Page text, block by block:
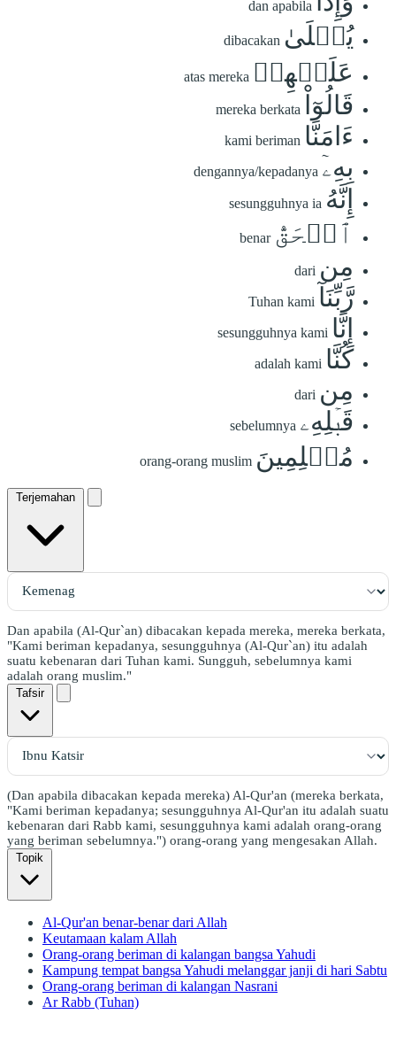
dan apabila
يُتۡلَىٰ dibacakan
عَلَيۡهِمۡ atas mereka
قَالُوٓاْ mereka berkata
ءَامَنَّا kami beriman
بِهِۦٓ dengannya/kepadanya
إِنَّهُ sesungguhnya ia
ٱلۡحَقُّ benar
مِن dari
رَّبِّنَآ Tuhan kami
إِنَّا sesungguhnya kami
كُنَّا adalah kami
مِن dari
قَبۡلِهِۦ sebelumnya
مُسۡلِمِينَ orang-orang muslim
Terjemahan
Dan apabila (Al-Qur`an) dibacakan kepada mereka, mereka berkata,
"Kami beriman kepadanya, sesungguhnya (Al-Qur`an) itu adalah
suatu kebenaran dari Tuhan kami. Sungguh, sebelumnya kami
adalah orang muslim."
Tafsir
(Dan apabila dibacakan kepada mereka) Al-Qur'an (mereka berkata,
"Kami beriman kepadanya; sesungguhnya Al-Qur'an itu adalah suatu
kebenaran dari Rabb kami, sesungguhnya kami adalah orang-orang
yang beriman sebelumnya.") orang-orang yang mengesakan Allah.
Topik
Al-Qur'an benar-benar dari Allah
Keutamaan kalam Allah
Orang-orang beriman di kalangan bangsa Yahudi
Kampung tempat bangsa Yahudi melanggar janji di hari Sabtu
Orang-orang beriman di kalangan Nasrani
Ar Rabb (Tuhan)